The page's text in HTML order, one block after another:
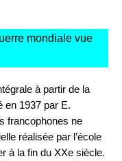
mondiale vue
à partir de la
en 1937 par E.
francophones ne
réalisée par l’école
à la fin du XXe siècle.